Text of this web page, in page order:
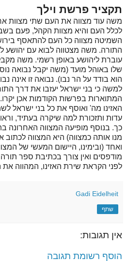
תקציר פרשת וילך
משה עוד מצווה את העם שתי מצוות
לכלל העם והיא מצוות הקהל, פעם
השמיטה מצווה כל העם להתאסף
התורה. משה מצטווה לבוא עם יהושע
עוברת ליהושע באופן רשמי. משה
שלו באוהל מועד (משה יקבל נבואה
הוא בודד על הר נבו). נבואה זו אינה
למשה כי בני ישראל יעזבו את דרך
המתוארות בפרשות הקודמות אכן
האזינו מה' ואוסף את כל בני ישראל
עדות ותזכורת למה שיקרה בעתיד,
כך. בנוסף מופיעה המצווה האחרונה
מנו אותה כמצווה) היא המצווה
ואחד (ובימינו, היישום המעשי של
מודפסים ואין צורך בכתיבת ספר
לפני הקראת שירת האזינו, המהווה
Gadi Eidelheit
שתף
אין תגובות:
הוסף רשומת תגובה